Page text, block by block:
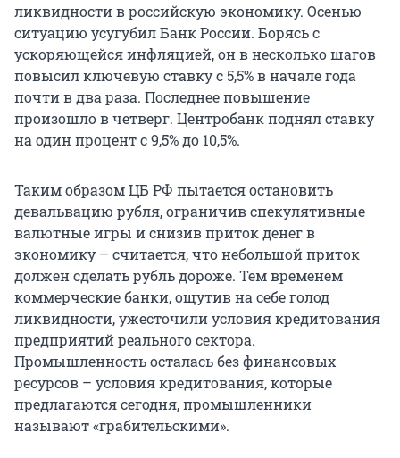
ликвидности в российскую экономику. Осенью
ситуацию усугубил Банк России. Борясь с
ускоряющейся инфляцией, он в несколько шагов
повысил ключевую ставку с 5,5% в начале года
почти в два раза. Последнее повышение
произошло в четверг. Центробанк поднял ставку
на один процент с 9,5% до 10,5%.
Таким образом ЦБ РФ пытается остановить
девальвацию рубля, ограничив спекулятивные
валютные игры и снизив приток денег в
экономику – считается, что небольшой приток
должен сделать рубль дороже. Тем временем
коммерческие банки, ощутив на себе голод
ликвидности, ужесточили условия кредитования
предприятий реального сектора.
Промышленность осталась без финансовых
ресурсов – условия кредитования, которые
предлагаются сегодня, промышленники
называют «грабительскими».